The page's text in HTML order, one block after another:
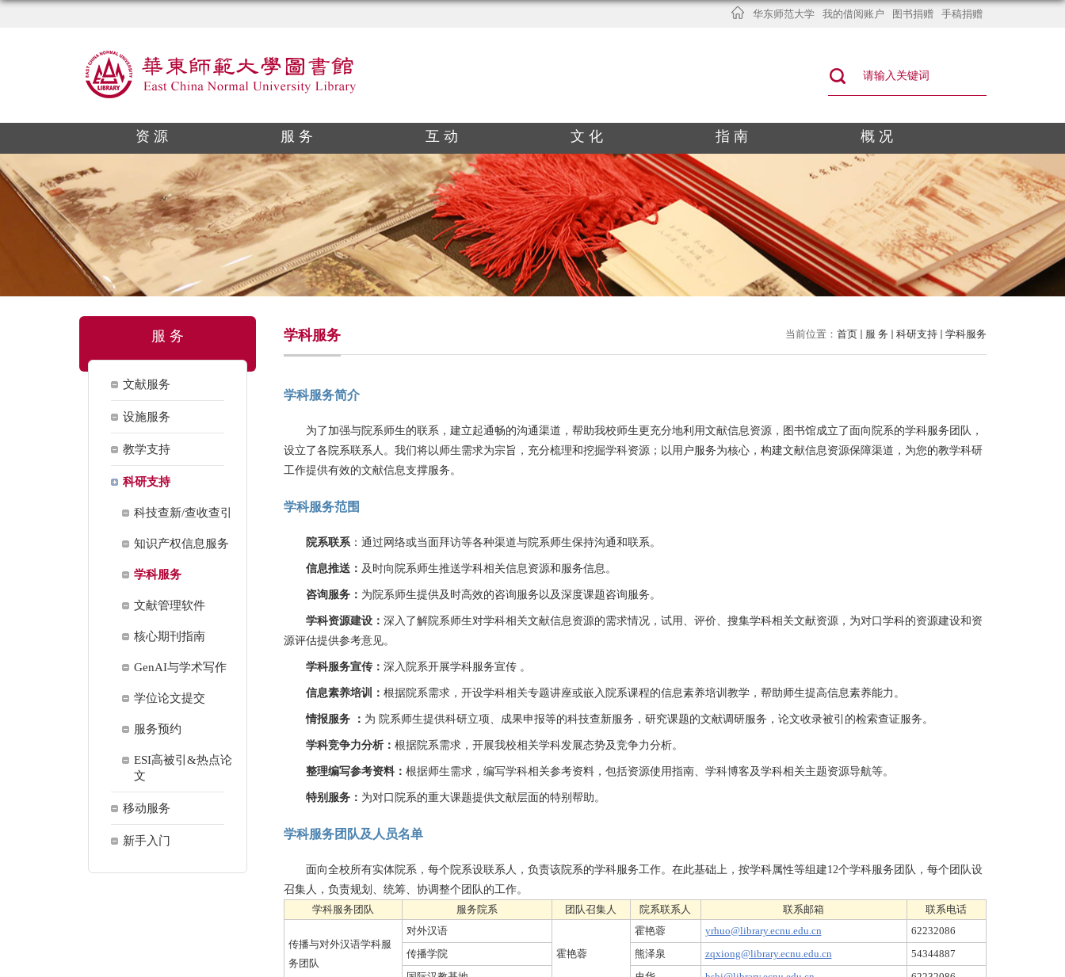
华东师范大学 我的借阅账户 图书捐赠 手稿捐赠
资 源 服 务 互 动 文 化 指 南 概 况
服 务
文献服务
设施服务
教学支持
科研支持
科技查新/查收查引
知识产权信息服务
学科服务
文献管理软件
核心期刊指南
GenAI与学术写作
学位论文提交
服务预约
ESI高被引&热点论
文
移动服务
新手入门
当前位置： 首页 服 务 科研支持 学科服务
学科服务
学科服务简介
为了加强与院系师生的联系，建立起通畅的沟通渠道，帮助我校师生更充分地利用文献信息资源，图书馆成立了面向院系的学科服务团队，
设立了各院系联系人。我们将以师生需求为宗旨，充分梳理和挖掘学科资源；以用户服务为核心，构建文献信息资源保障渠道，为您的教学科研
工作提供有效的文献信息支撑服务。
学科服务范围
院系联系：通过网络或当面拜访等各种渠道与院系师生保持沟通和联系。
信息推送： 及时向院系师生推送学科相关信息资源和服务信息。
咨询服务： 为院系师生提供及时高效的咨询服务以及深度课题咨询服务。
学科资源建设： 深入了解院系师生对学科相关文献信息资源的需求情况，试用、评价、搜集学科相关文献资源，为对口学科的资源建设和资
源评估提供参考意见。
学科服务宣传： 深入院系开展学科服务宣传 。
信息素养培训： 根据院系需求，开设学科相关专题讲座或嵌入院系课程的信息素养培训教学，帮助师生提高信息素养能力。
情报服务 ： 为 院系师生提供科研立项、成果申报等的科技查新服务，研究课题的文献调研服务，论文收录被引的检索查证服务。
学科竞争力分析： 根据院系需求，开展我校相关学科发展态势及竞争力分析。
整理编写参考资料： 根据师生需求，编写学科相关参考资料，包括资源使用指南、学科博客及学科相关主题资源导航等。
特别服务： 为对口院系的重大课题提供文献层面的特别帮助。
学科服务团队及人员名单
面向全校所有实体院系，每个院系设联系人，负责该院系的学科服务工作。在此基础上，按学科属性等组建12个学科服务团队，每个团队设
召集人，负责规划、统筹、协调整个团队的工作。
学科服务团队
服务院系 团队召集人 院系联系人 联系邮箱 联系电话
传播与对外汉语学科服
务团队
对外汉语
霍艳蓉
霍艳蓉 yrhuo@library.ecnu.edu.cn
62232086
传播学院
熊泽泉 zqxiong@library.ecnu.edu.cn
54344887